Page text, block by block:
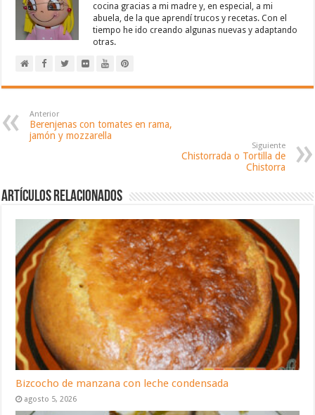
cocina gracias a mi madre y, en especial, a mi
abuela, de la que aprendí trucos y recetas. Con el
tiempo he ido creando algunas nuevas y adaptando
otras.
Anterior
Berenjenas con tomates en rama,
jamón y mozzarella
Siguiente
Chistorrada o Tortilla de
Chistorra
Artículos relacionados
Bizcocho de manzana con leche condensada
agosto 5, 2026